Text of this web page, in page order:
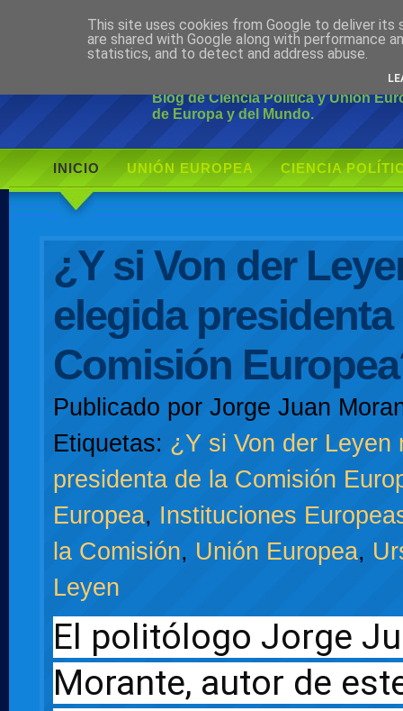
Ciudadano
Blog de Ciencia Política y Unión
de Europa y del Mundo.
INICIO UNIÓN EUROPEA CIENCIA
¿Y si Von der
elegida presidenta
Comisión
Publicado por Jorge Juan
Etiquetas: ¿Y si Von der Leyen
presidenta de la Comisión
Europea, Instituciones
la Comisión, Unión Europea,
Leyen
El politólogo Jorge
Morante, autor de
This site uses cookies from Google to deliver its
are shared with Google along with performance
statistics, and to detect and address abuse.